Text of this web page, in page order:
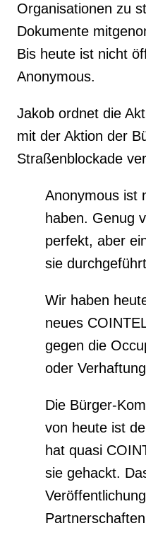
Organisationen zu
Dokumente
Bis heute ist nicht
Anonymous.
Jakob ordnet die
mit der Aktion der
Straßenblockade
Anonymous ist
haben. Genug
perfekt, aber
sie
Wir haben
neues
gegen die
oder
Die Bürger-
von heute ist
hat quasi
sie gehackt.